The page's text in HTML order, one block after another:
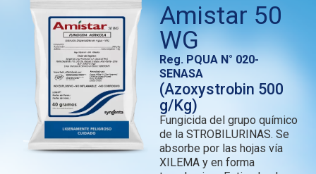
Amistar 50
WG
Reg. PQUA N° 020-
SENASA
(Azoxystrobin 500
g/Kg)
Fungicida del grupo químico
de la STROBILURINAS. Se
absorbe por las hojas vía
XILEMA y en forma